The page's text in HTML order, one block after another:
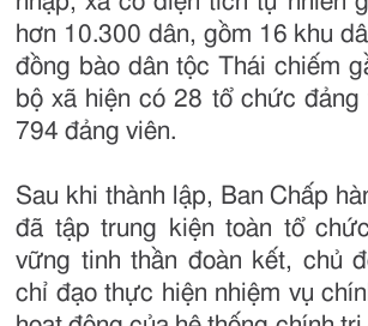
hơn 10.300 dân, gồm 16 khu
đồng bào dân tộc Thái chiếm
bộ xã hiện có 28 tổ chức
794 đảng viên.
Sau khi thành lập, Ban Chấp
đã tập trung kiện toàn tổ
vững tinh thần đoàn kết, chủ
chỉ đạo thực hiện nhiệm vụ